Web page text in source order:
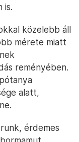
is.
közelebb áll
mérete miatt
reményében.
alatt,
érdemes